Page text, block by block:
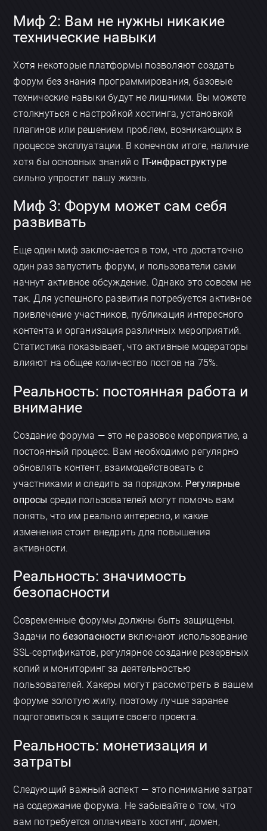
Миф 2: Вам не нужны никакие
технические навыки
Хотя некоторые платформы позволяют создать
форум без знания программирования, базовые
технические навыки будут не лишними. Вы можете
столкнуться с настройкой хостинга, установкой
плагинов или решением проблем, возникающих в
процессе эксплуатации. В конечном итоге, наличие
хотя бы основных знаний о IT-инфраструктуре
сильно упростит вашу жизнь.
Миф 3: Форум может сам себя
развивать
Еще один миф заключается в том, что достаточно
один раз запустить форум, и пользователи сами
начнут активное обсуждение. Однако это совсем не
так. Для успешного развития потребуется активное
привлечение участников, публикация интересного
контента и организация различных мероприятий.
Статистика показывает, что активные модераторы
влияют на общее количество постов на 75%.
Реальность: постоянная работа и
внимание
Создание форума — это не разовое мероприятие, а
постоянный процесс. Вам необходимо регулярно
обновлять контент, взаимодействовать с
участниками и следить за порядком. Регулярные
опросы среди пользователей могут помочь вам
понять, что им реально интересно, и какие
изменения стоит внедрить для повышения
активности.
Реальность: значимость
безопасности
Современные форумы должны быть защищены.
Задачи побезопасности включают использование
SSL-сертификатов, регулярное создание резервных
копий и мониторинг за деятельностью
пользователей. Хакеры могут рассмотреть в вашем
форуме золотую жилу, поэтому лучше заранее
подготовиться к защите своего проекта.
Реальность: монетизация и
затраты
Следующий важный аспект — это понимание затрат
на содержание форума. Не забывайте о том, что
вам потребуется оплачивать хостинг, домен,